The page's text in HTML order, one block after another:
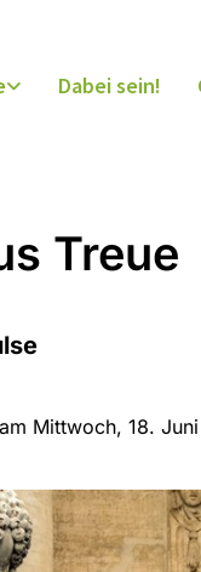
Dabei sein!
Treue
Mittwoch, 18.